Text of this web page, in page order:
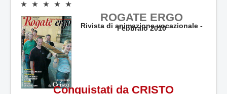
V
a
u
t
a
z
i
o
n
ROGATE ERGO
Rivista di animazione vocazionale -
Febbraio 2010
Conquistati da CRISTO